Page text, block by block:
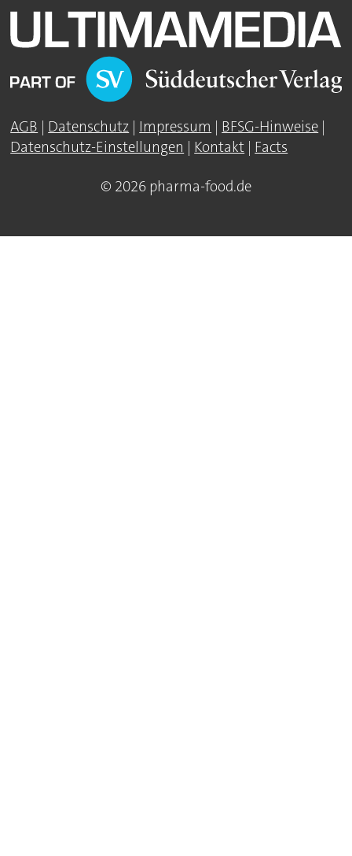
AGB Datenschutz Impressum BFSG-Hinweise
Datenschutz-Einstellungen
Kontakt Facts
© 2026 pharma-food.de